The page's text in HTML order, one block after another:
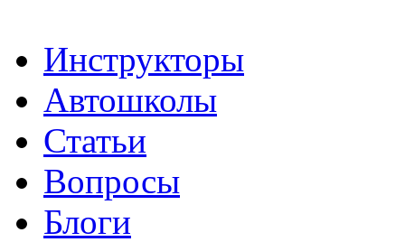
Инструкторы
Автошколы
Статьи
Вопросы
Блоги